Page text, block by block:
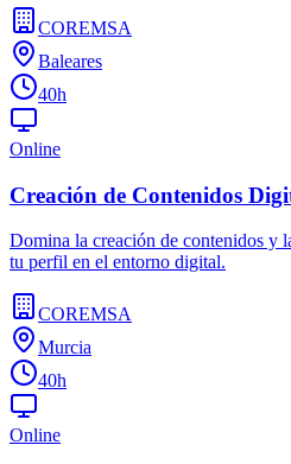
COREMSA
Baleares
40h
Online
Creación de Contenidos
Domina la creación de contenidos y
tu perfil en el entorno digital.
COREMSA
Murcia
40h
Online